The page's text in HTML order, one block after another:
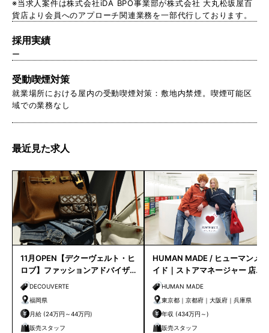
※当求人案件は株式会社iDA BPO事業部が株式会社 大丸松坂屋百
貨店より会員へのアプローチ関連業務を一部代行しております。
採用実績
ー
受動喫煙対策
就業場所における屋内の受動喫煙対策：敷地内禁煙。喫煙可能区
域での業務なし
最近見た求人
11月OPEN【デクーヴェルト・ヒ
ロブ】ファッションアドバイザ
ー｜天神店
DECOUVERTE
福岡県
月給 (24万円～44万円)
販売スタッフ
HUMAN MADE / ヒューマンメ
イド｜ストアマネージャー 店長
候補HUMAN MADE
東京都｜京都府｜大阪府｜兵庫県
年収 (434万円～)
販売スタッフ